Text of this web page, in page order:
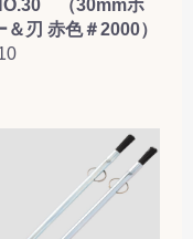
（30mmホ
＆刃 赤色＃2000）